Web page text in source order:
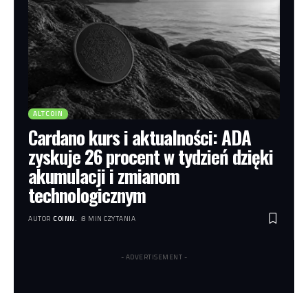
ALTCOIN
Cardano kurs i aktualności: ADA
zyskuje 26 procent w tydzień dzięki
akumulacji i zmianom
technologicznym
AUTOR COINN. 8 MIN CZYTANIA
- ADVERTISEMENT -